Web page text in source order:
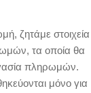
ζητάμε στοιχεία
τα οποία θα
πληρωμών.
μόνο για